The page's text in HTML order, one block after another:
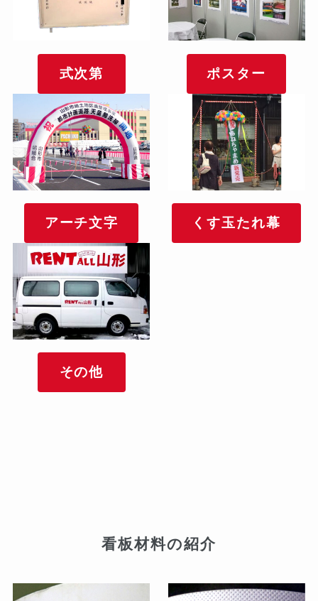
式次第 ポスター
アーチ文字 くす玉たれ幕
その他
看板材料の紹介